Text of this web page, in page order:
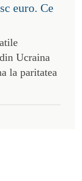
euro. Ce
Ucraina
la paritatea